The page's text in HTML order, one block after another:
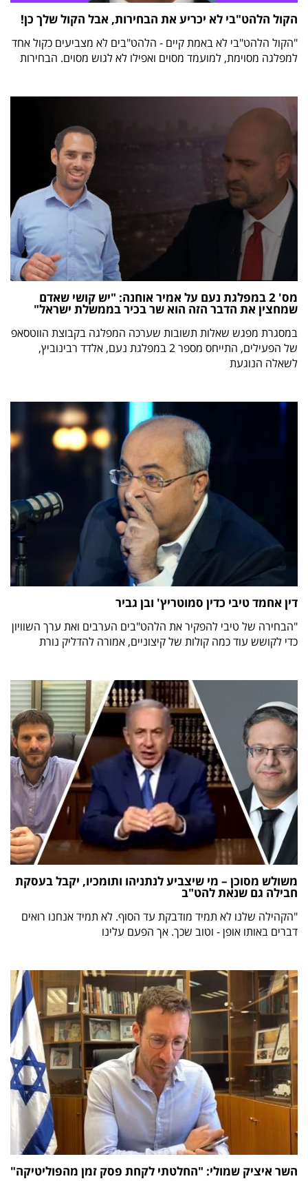
הקול הלהט"בי לא יכריע את הבחירות, אבל הקול שלך כן!
"הקול הלהט"בי לא באמת קיים - הלהט"בים לא מצביעים כקול אחד
למפלגה מסוימת, למועמד מסוים ואפילו לא לגוש מסוים. הבחירות
מס' 2 במפלגת נעם על אמיר אוחנה: "יש קושי שאדם
שמחצין את הדבר הזה הוא שר בכיר בממשלת ישראל"
במסגרת מפגש שאלות תשובות שערכה המפלגה בקבוצת הווטסאפ
של הפעילים, התייחס מספר 2 במפלגת נעם, אלדד רבינוביץ,
לשאלה הנוגעת
דין אחמד טיבי כדין סמוטריץ' ובן גביר
"הבחירה של טיבי להפקיר את הלהט"בים הערבים ואת ערך השוויון
כדי לקושש עוד כמה קולות של קיצוניים, אמורה להדליק נורת
משולש מסוכן – מי שיצביע לנתניהו ותומכיו, יקבל בעסקת
חבילה גם שנאת להט"ב
"הקהילה שלנו לא תמיד מודבקת עד הסוף. לא תמיד אנחנו רואים
דברים באותו אופן - וטוב שכך. אך הפעם עלינו
השר איציק שמולי: "החלטתי לקחת פסק זמן מהפוליטיקה"